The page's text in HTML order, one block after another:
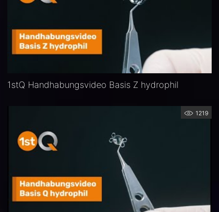
1stQ Handhabungsvideo Basis Z hydrophil
1219